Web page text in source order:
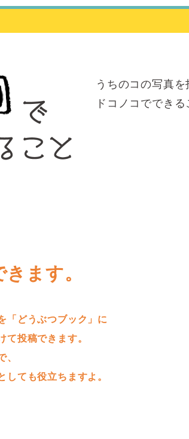
うちのコの写真を
ドコノコでできる
ます。
「どうぶつブック」に
て投稿できます。
、
しても役立ちますよ。